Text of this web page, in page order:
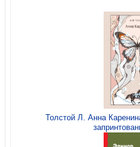
Сент-Экзюпери А.
Сент-Экзюпери А. де.
(Легко читаем по-
Толстой Л. Анна